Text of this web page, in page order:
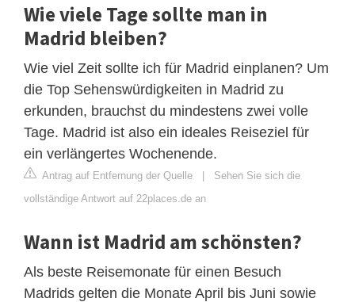
Wie viele Tage sollte man in
Madrid bleiben?
Wie viel Zeit sollte ich für Madrid einplanen? Um
die Top Sehenswürdigkeiten in Madrid zu
erkunden, brauchst du mindestens zwei volle
Tage. Madrid ist also ein ideales Reiseziel für
ein verlängertes Wochenende.
Antrag auf Entfernung der Quelle | Sehen Sie sich die
vollständige Antwort auf 22places.de an
Wann ist Madrid am schönsten?
Als beste Reisemonate für einen Besuch
Madrids gelten die Monate April bis Juni sowie